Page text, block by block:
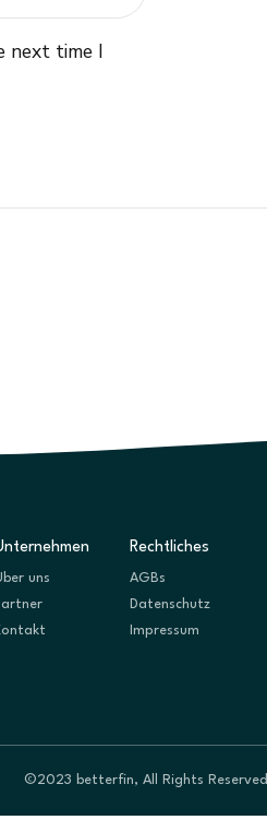
next time I
uns
Rechtliches
AGBs
Datenschutz
Impressum
©2023 betterfin, All Rights Reserved